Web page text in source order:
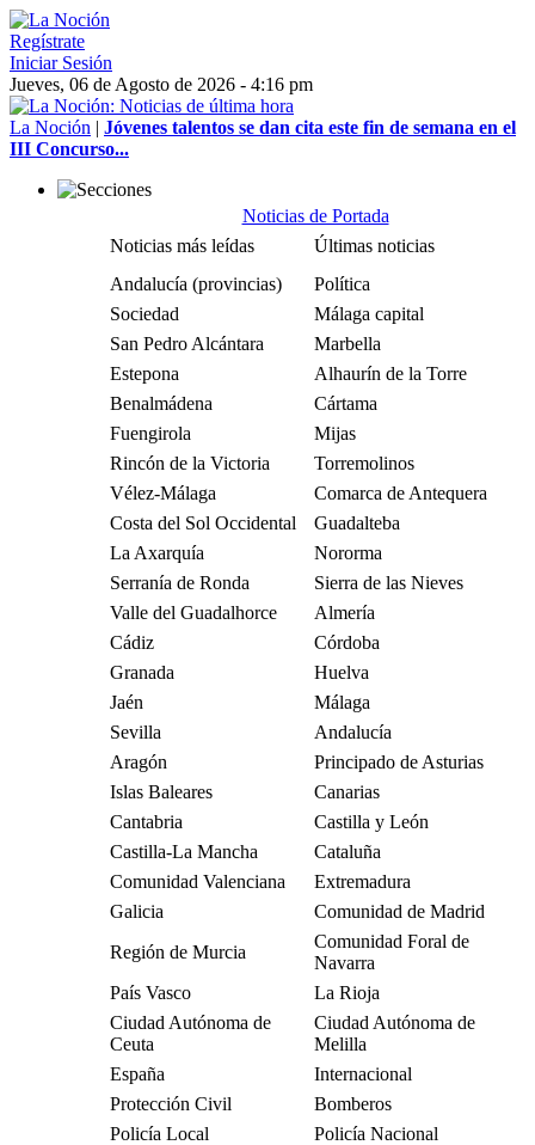
Regístrate
Iniciar Sesión
Jueves, 06 de Agosto de 2026 - 4:16 pm
La Noción | Jóvenes talentos se dan cita este fin de semana en el
III Concurso...
Noticias de Portada
Noticias más leídas
Últimas noticias
Andalucía (provincias)
Política
Sociedad
Málaga capital
San Pedro Alcántara
Marbella
Estepona
Alhaurín de la Torre
Benalmádena
Cártama
Fuengirola
Mijas
Rincón de la Victoria
Torremolinos
Vélez-Málaga
Comarca de Antequera
Costa del Sol Occidental
Guadalteba
La Axarquía
Nororma
Serranía de Ronda
Sierra de las Nieves
Valle del Guadalhorce
Almería
Cádiz
Córdoba
Granada
Huelva
Jaén
Málaga
Sevilla
Andalucía
Aragón
Principado de Asturias
Islas Baleares
Canarias
Cantabria
Castilla y León
Castilla-La Mancha
Cataluña
Comunidad Valenciana
Extremadura
Galicia
Comunidad de Madrid
Región de Murcia
Comunidad Foral de
Navarra
País Vasco
La Rioja
Ciudad Autónoma de
Ceuta
Ciudad Autónoma de
Melilla
España
Internacional
Protección Civil
Bomberos
Policía Local
Policía Nacional